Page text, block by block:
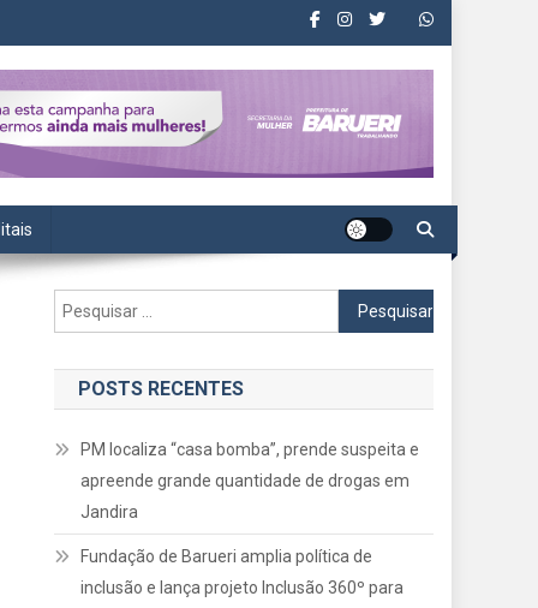
Pesquisar
por:
POSTS RECENTES
PM localiza “casa bomba”, prende suspeita e
apreende grande quantidade de drogas em
Jandira
Fundação de Barueri amplia política de
inclusão e lança projeto Inclusão 360º para